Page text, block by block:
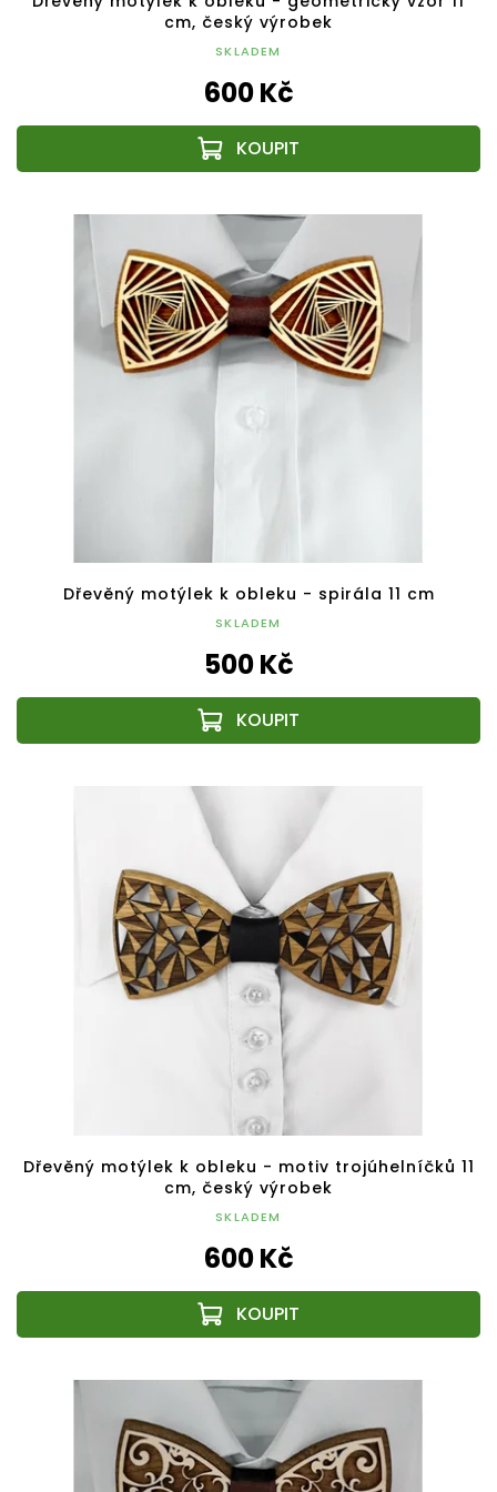
cm, český výrobek
SKLADEM
600 Kč
Dřevěný motýlek k obleku - spirála 11 cm
SKLADEM
500 Kč
Dřevěný motýlek k obleku - motiv trojúhelníčků 11
cm, český výrobek
SKLADEM
600 Kč